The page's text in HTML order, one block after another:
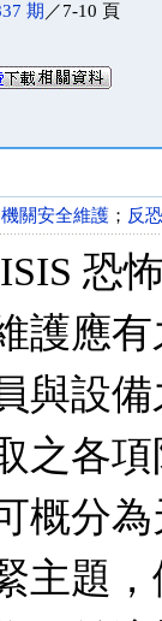
期 ／7-10 頁
機關安全維護 ； 反恐
恐
護應
與設
之各
概分
主題